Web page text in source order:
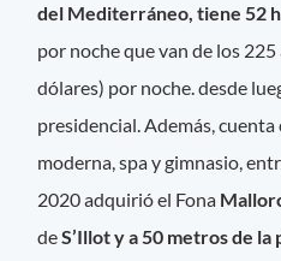
del Mediterráneo, tiene 52
por noche que van de los
dólares) por noche. desde
presidencial. Además,
moderna, spa y gimnasio,
2020 adquirió el Fona
deS’Illot y a 50 metros de la